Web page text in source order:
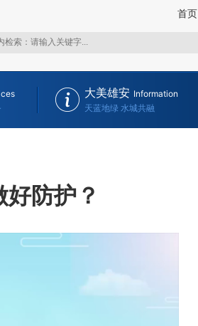
首页
大美雄安 Information
天蓝地绿 水城共融
防护？